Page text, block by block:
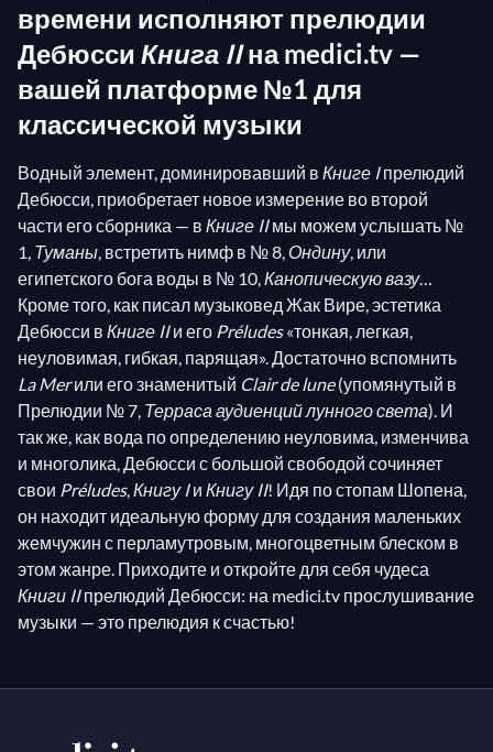
времени исполняют прелюдии
Дебюсси Книга IIна medici.tv —
вашей платформе №1 для
классической музыки
Водный элемент, доминировавший в Книге Iпрелюдий
Дебюсси, приобретает новое измерение во второй
части его сборника — в Книге IIмы можем услышать №
1, Туманы, встретить нимф в № 8, Ондину, или
египетского бога воды в № 10,Канопическую вазу…
Кроме того, как писал музыковед Жак Вире, эстетика
Дебюсси в Книге IIи его Préludes«тонкая, легкая,
неуловимая, гибкая, парящая». Достаточно вспомнить
La Merили его знаменитый Clair de lune(упомянутый в
Прелюдии № 7, Терраса аудиенций лунного света). И
так же, как вода по определению неуловима, изменчива
и многолика, Дебюсси с большой свободой сочиняет
свои Préludes,Книгу Iи Книгу II! Идя по стопам Шопена,
он находит идеальную форму для создания маленьких
жемчужин с перламутровым, многоцветным блеском в
этом жанре. Приходите и откройте для себя чудеса
Книги IIпрелюдий Дебюсси: на medici.tv прослушивание
музыки — это прелюдия к счастью!